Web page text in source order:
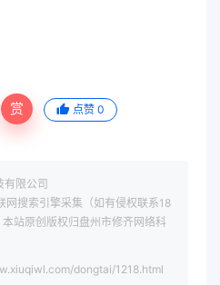
赏 点赞 0
有限公司
网搜索引擎采集（如有侵权联系18
站原创版权归盘州市修齐网络科
dongtai/1218.html